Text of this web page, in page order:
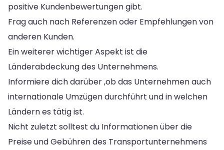
positive Kundenbewertungen gibt.
Frag auch nach Referenzen oder Empfehlungen von
anderen Kunden.
Ein weiterer wichtiger Aspekt ist die
Länderabdeckung des Unternehmens.
Informiere dich darüber ,ob das Unternehmen auch
internationale Umzügen durchführt und in welchen
Ländern es tätig ist.
Nicht zuletzt solltest du Informationen über die
Preise und Gebühren des Transportunternehmens